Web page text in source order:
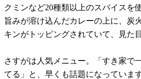
クミンなど20種類以上のスパイスを
旨みが溶け込んだカレーの上に、炭
キンがトッピングされていて、見た
さすがは人気メニュー。「すき家で
てる」と、早くも話題になっていま